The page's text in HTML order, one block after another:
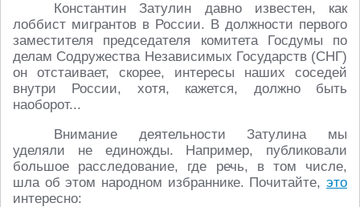
Константин Затулин давно известен, как
лоббист мигрантов в России. В должности первого
заместителя председателя комитета Госдумы по
делам Содружества Независимых Государств (СНГ)
он отстаивает, скорее, интересы наших соседей
внутри России, хотя, кажется, должно быть
наоборот...
Внимание деятельности Затулина мы
уделяли не единожды. Например, публиковали
большое расследование, где речь, в том числе,
шла об этом народном избраннике. Почитайте, это
интересно: